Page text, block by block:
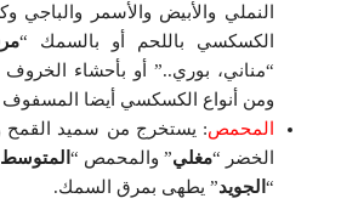
النملي والأبيض والأسمر
الكسكسي باللحم أو بالسمك “
“مناني، بوري..” أو بأحشاء الخروف
ومن أنواع الكسكسي أيضا
المحمص: يستخرج من سميد القمح
الخضر “مغلي” والمحمص “ المتوسط
“ الجويد” يطهى بمرق السمك.